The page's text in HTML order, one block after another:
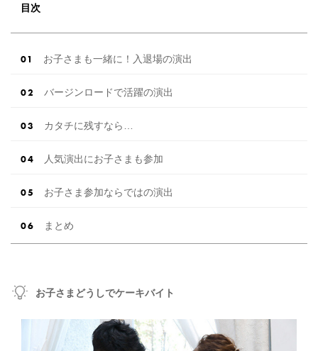
フルなかすみ草は、 全て着色したものなんです
目次
お子さまも一緒に！入退場の演出
バージンロードで活躍の演出
カタチに残すなら…
人気演出にお子さまも参加
お子さま参加ならではの演出
まとめ
お子さまどうしでケーキバイト